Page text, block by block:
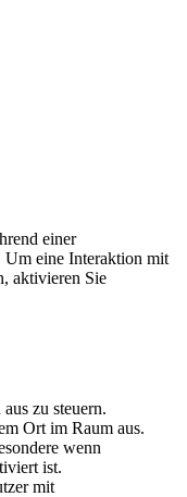
einer
Um eine Interaktion mit
aktivieren Sie
zu steuern.
Ort im Raum aus.
wenn
ist.
mit